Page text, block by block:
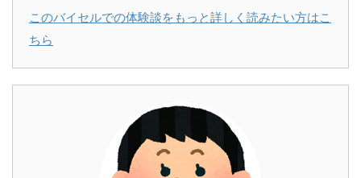
このバイセルでの体験談をもっと詳しく読みたい方はこ
ちら